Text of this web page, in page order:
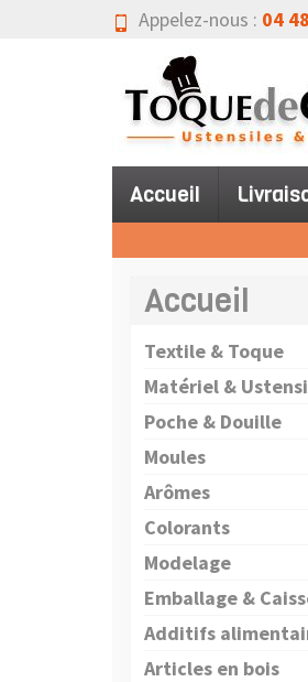
Appelez-nous : 04
Accueil
Accueil
Textile & Toque
Matériel &
Poche & Douille
Moules
Arômes
Colorants
Modelage
Emballage &
Additifs
Articles en bois